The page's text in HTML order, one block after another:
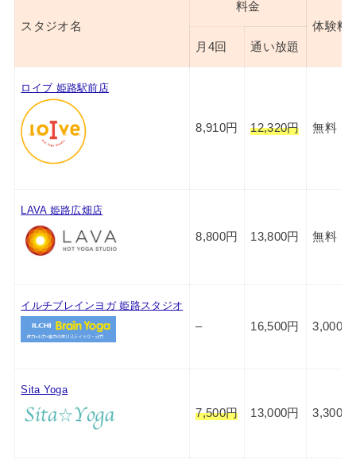
スタジオ名
料金
体験料
月4回
通い放題
ロイブ 姫路駅前店
8,910円 12,320円 無料
LAVA 姫路広畑店
8,800円 13,800円 無料
イルチブレインヨガ 姫路スタジオ
– 16,500円 3,000円
Sita Yoga
7,500円 13,000円 3,300円